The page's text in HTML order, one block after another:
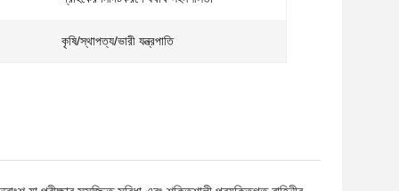
কৃষি/স্থাপত্য/ভারী যন্ত্রপাতি